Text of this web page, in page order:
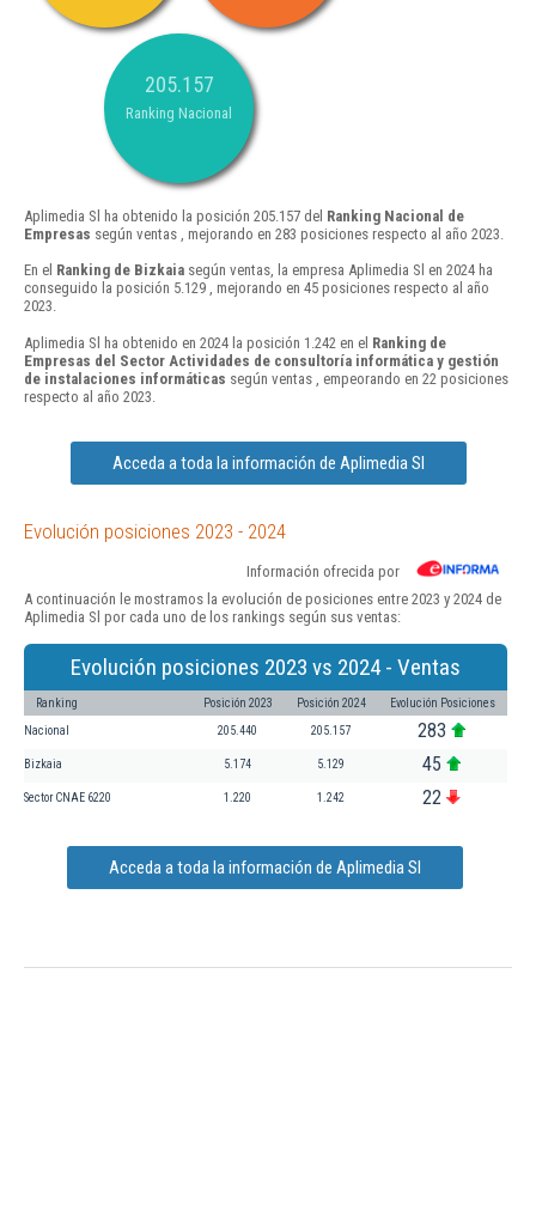
205.157
Ranking Nacional
Aplimedia Sl ha obtenido la posición 205.157 del Ranking Nacional de
Empresas según ventas , mejorando en 283 posiciones respecto al año 2023.
En el Ranking de Bizkaia según ventas, la empresa Aplimedia Sl en 2024 ha
conseguido la posición 5.129 , mejorando en 45 posiciones respecto al año
2023.
Aplimedia Sl ha obtenido en 2024 la posición 1.242 en el Ranking de
Empresas del Sector Actividades de consultoría informática y gestión
de instalaciones informáticas según ventas , empeorando en 22 posiciones
respecto al año 2023.
Acceda a toda la información de Aplimedia Sl
Evolución posiciones 2023 - 2024
Información ofrecida por
A continuación le mostramos la evolución de posiciones entre 2023 y 2024 de
Aplimedia Sl por cada uno de los rankings según sus ventas:
Evolución posiciones 2023 vs 2024 - Ventas
Ranking Posición 2023 Posición 2024 Evolución Posiciones
Nacional 205.440 205.157 283
Bizkaia 5.174 5.129 45
Sector CNAE 6220 1.220 1.242 22
Acceda a toda la información de Aplimedia Sl